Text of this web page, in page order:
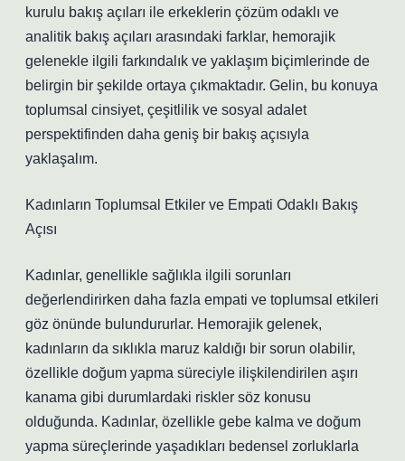
kurulu bakış açıları ile erkeklerin çözüm odaklı ve
analitik bakış açıları arasındaki farklar, hemorajik
gelenekle ilgili farkındalık ve yaklaşım biçimlerinde de
belirgin bir şekilde ortaya çıkmaktadır. Gelin, bu konuya
toplumsal cinsiyet, çeşitlilik ve sosyal adalet
perspektifinden daha geniş bir bakış açısıyla
yaklaşalım.
Kadınların Toplumsal Etkiler ve Empati Odaklı Bakış
Açısı
Kadınlar, genellikle sağlıkla ilgili sorunları
değerlendirirken daha fazla empati ve toplumsal etkileri
göz önünde bulundururlar. Hemorajik gelenek,
kadınların da sıklıkla maruz kaldığı bir sorun olabilir,
özellikle doğum yapma süreciyle ilişkilendirilen aşırı
kanama gibi durumlardaki riskler söz konusu
olduğunda. Kadınlar, özellikle gebe kalma ve doğum
yapma süreçlerinde yaşadıkları bedensel zorluklarla